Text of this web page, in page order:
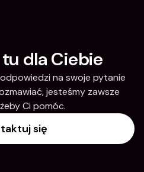
dla Ciebie
na swoje pytanie
jesteśmy zawsze
Ci pomóc.
się